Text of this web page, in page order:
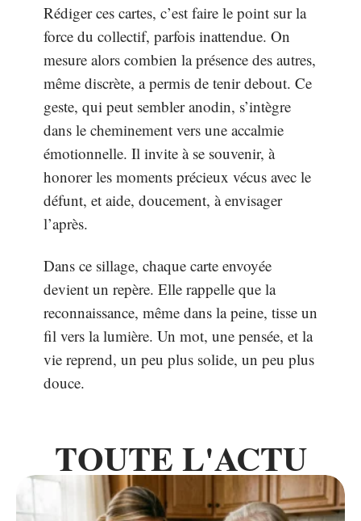
Rédiger ces cartes, c’est faire le point sur la
force du collectif, parfois inattendue. On
mesure alors combien la présence des autres,
même discrète, a permis de tenir debout. Ce
geste, qui peut sembler anodin, s’intègre
dans le cheminement vers une accalmie
émotionnelle. Il invite à se souvenir, à
honorer les moments précieux vécus avec le
défunt, et aide, doucement, à envisager
l’après.
Dans ce sillage, chaque carte envoyée
devient un repère. Elle rappelle que la
reconnaissance, même dans la peine, tisse un
fil vers la lumière. Un mot, une pensée, et la
vie reprend, un peu plus solide, un peu plus
douce.
TOUTE L'ACTU